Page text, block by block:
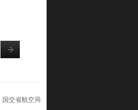
国交省航空局